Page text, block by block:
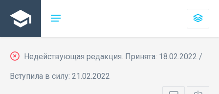
Недействующая редакция. Принята: 18.02.2022 /
Вступила в силу: 21.02.2022